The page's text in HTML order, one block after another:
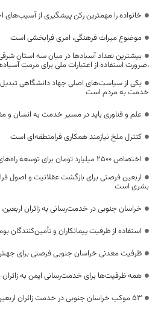
خانواده را مهمترین رکن پیشگیری از آسیب‌های
موضوع میراث فرهنگی، امری فرابخشی است
بیشترین تعداد آسبادها در میان سه استان
،ضرورت استفاده از اعتبارات ملی برای مرمت
یکی از سیاست‌های اصلی جهاد دانشگاهی
خدمت به مردم است
علم و فناوری باید در مسیر خدمت به انسان و
کنترل ملخ نیازمند همکاری فرامنطقه‌ای است
اختصاص 2500 میلیارد تومان برای توسعه راه‌های دوبانده خراسان جنوبی
اربعین فرصتی برای بازگشت عقلانیت و اصول
بشری است
خراسان جنوبی در خدمت‌رسانی به زائران
استفاده از ظرفیت پیمانکاران و تأمین‌کنندگان
ظرفیت معدنی خراسان جنوبی فرصتی برای
همه ظرفیت‌ها برای خدمت‌رسانی ایمن به
53 موکب خراسان جنوبی در خدمت زائران اربعین